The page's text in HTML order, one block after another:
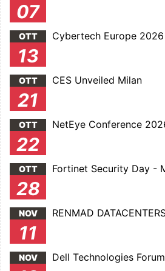
07
OTT
13
Cybertech Europe 2026
OTT
21
CES Unveiled Milan
OTT
22
NetEye Conference
OTT
28
Fortinet Security Day -
NOV
11
RENMAD
NOV Dell Technologies